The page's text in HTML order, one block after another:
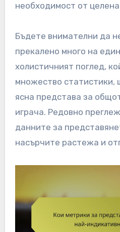
необходимост от
Бъдете внимателни да
прекалено много на
холистичният поглед,
множество статистики,
ясна представа за
играча. Редовно
данните за
насърчите растежа и